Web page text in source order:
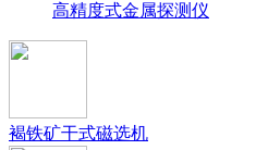
高精度式金属探测仪
褐铁矿干式磁选机